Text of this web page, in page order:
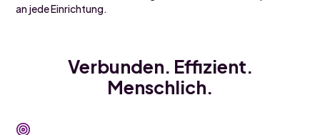
an jede Einrichtung.
Verbunden. Effizient.
Menschlich.